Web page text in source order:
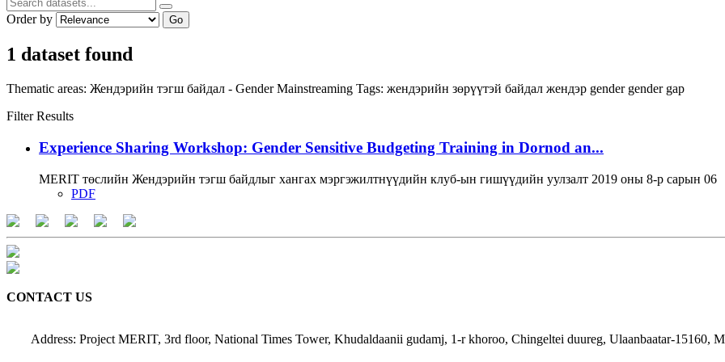
Order by Go
1 dataset found
Thematic areas: Жендэрийн тэгш байдал - Gender Mainstreaming Tags: жендэрийн зөрүүтэй байдал жендэр gender gender gap
Filter Results
Experience Sharing Workshop: Gender Sensitive Budgeting Training in Dornod an...
MERIT төслийн Жендэрийн тэгш байдлыг хангах мэргэжилтнүүдийн клуб-ын гишүүдийн уулзалт 2019 оны 8-р сарын 06
PDF
CONTACT US
Address: Project MERIT, 3rd floor, National Times Tower, Khudaldaanii gudamj, 1-r khoroo, Chingeltei duureg, Ulaanbaatar-15160,